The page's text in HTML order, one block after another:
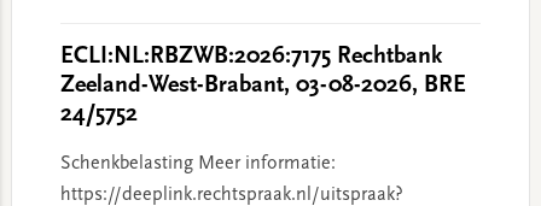
ECLI:NL:RBZWB:2026:7175 Rechtbank
Zeeland-West-Brabant, 03-08-2026, BRE
24/5752
Schenkbelasting Meer informatie:
https://deeplink.rechtspraak.nl/uitspraak?